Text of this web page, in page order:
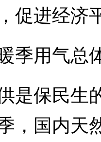
促进经济
用气总
保民生
，国内天